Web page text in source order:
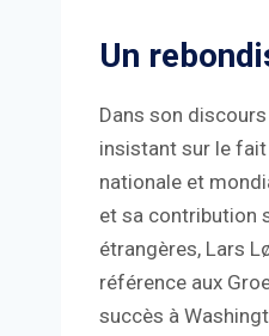
Un
Dans son
insistant sur le
nationale et
et sa contribution
étrangères, Lars
référence aux
succès à